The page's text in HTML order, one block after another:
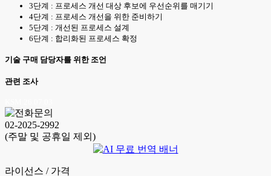
3단계 : 프로세스 개선 대상 후보에 우선순위를 매기기
4단계 : 프로세스 개선을 위한 준비하기
5단계 : 개선된 프로세스 설계
6단계 : 합리화된 프로세스 확정
기술 구매 담당자를 위한 조언
관련 조사
02-2025-2992
(주말 및 공휴일 제외)
라이선스 / 가격